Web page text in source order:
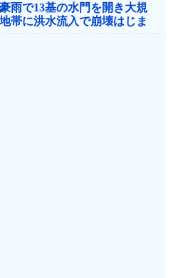
雨で13基の水門を開き大規
帯に洪水流入で崩壊はじま